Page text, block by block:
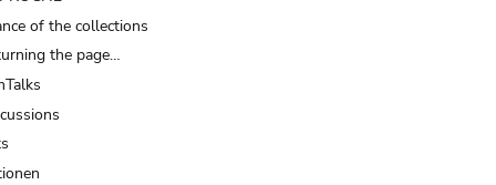
of the collections
the page…